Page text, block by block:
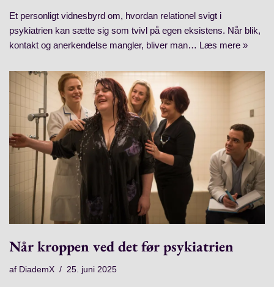
Et personligt vidnesbyrd om, hvordan relationel svigt i
psykiatrien kan sætte sig som tvivl på egen eksistens. Når blik,
kontakt og anerkendelse mangler, bliver man… Læs mere »
Når kroppen ved det før psykiatrien
af DiademX 25. juni 2025